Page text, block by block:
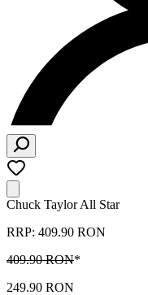
Chuck Taylor All Star
RRP: 409.90 RON
409.90 RON*
249.90 RON